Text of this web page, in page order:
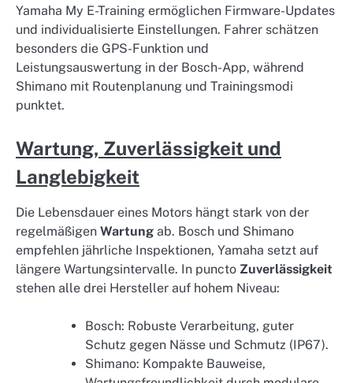
Yamaha My E-Training ermöglichen Firmware-Updates
und individualisierte Einstellungen. Fahrer schätzen
besonders die GPS-Funktion und
Leistungsauswertung in der Bosch-App, während
Shimano mit Routenplanung und Trainingsmodi
punktet.
Wartung, Zuverlässigkeit und
Langlebigkeit
Die Lebensdauer eines Motors hängt stark von der
regelmäßigen Wartung ab. Bosch und Shimano
empfehlen jährliche Inspektionen, Yamaha setzt auf
längere Wartungsintervalle. In puncto Zuverlässigkeit
stehen alle drei Hersteller auf hohem Niveau:
Bosch: Robuste Verarbeitung, guter
Schutz gegen Nässe und Schmutz (IP67).
Shimano: Kompakte Bauweise,